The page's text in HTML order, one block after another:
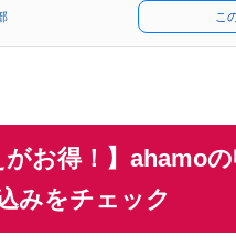
こ
がお得！】ahamoの
みをチェック